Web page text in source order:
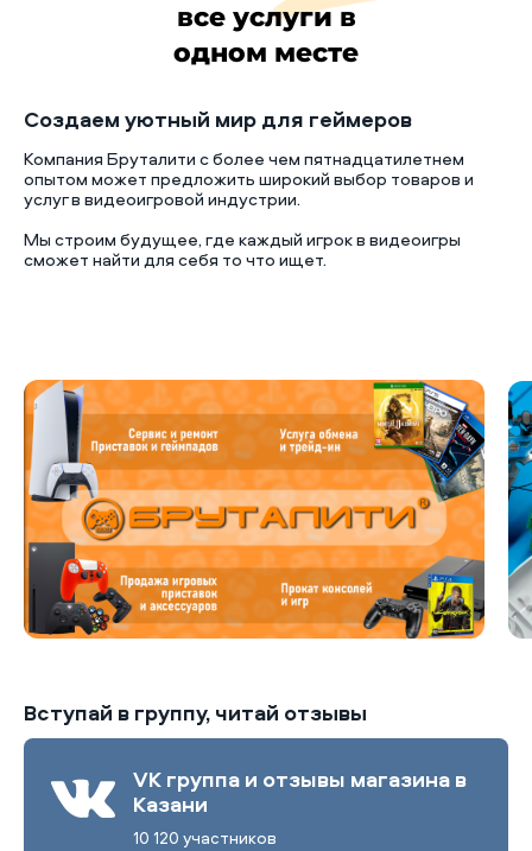
все услуги в
одном месте
Создаем уютный мир для геймеров
Компания Бруталити с более чем пятнадцатилетнем
опытом может предложить широкий выбор товаров и
услуг в видеоигровой индустрии.
Мы строим будущее, где каждый игрок в видеоигры
сможет найти для себя то что ищет.
Вступай в группу, читай отзывы
VK группа и отзывы магазина в
Казани
10 120 участников